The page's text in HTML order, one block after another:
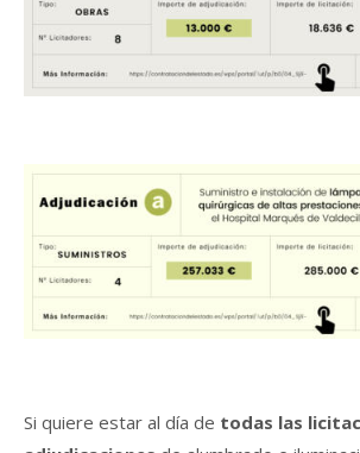
Si quiere estar al día de todas las